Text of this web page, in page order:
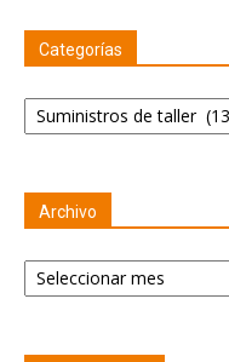
Categorías
Categorías
Archivo
Archivo